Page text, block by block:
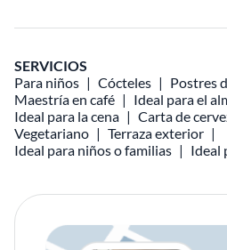
SERVICIOS
Para niños
Cócteles
Postres
Maestría en café
Ideal para el
Ideal para la cena
Carta de
Vegetariano
Terraza exterior
Ideal para niños o familias
Ideal